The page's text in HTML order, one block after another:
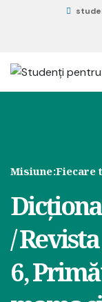
Misiune:Fiecare
/
6,